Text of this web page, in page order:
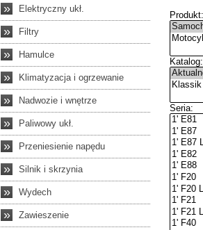
» Elektryczny ukł.
» Filtry
» Hamulce
» Klimatyzacja i ogrzewanie
» Nadwozie i wnętrze
» Paliwowy ukł.
» Przeniesienie napędu
» Silnik i skrzynia
» Wydech
» Zawieszenie